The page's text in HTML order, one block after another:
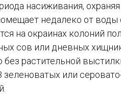
насиживания,
недалеко от
на окраинах колоний
сов или дневных
без растительной
зеленоватых или